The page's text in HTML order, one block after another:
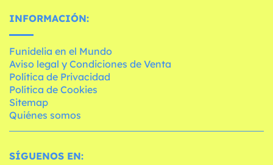
INFORMACIÓN:
Funidelia en el Mundo
Aviso legal y Condiciones de Venta
Política de Privacidad
Política de Cookies
Sitemap
Quiénes somos
SÍGUENOS EN: